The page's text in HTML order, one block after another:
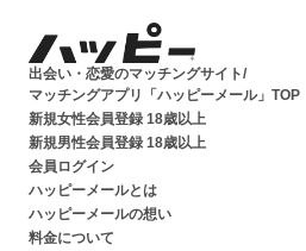
出会い・恋愛のマッチングサイト/
マッチングアプリ「ハッピーメール」TOP
新規女性会員登録 18歳以上
新規男性会員登録 18歳以上
会員ログイン
ハッピーメールとは
ハッピーメールの想い
料金について